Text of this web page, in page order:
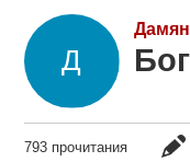
793 прочитания